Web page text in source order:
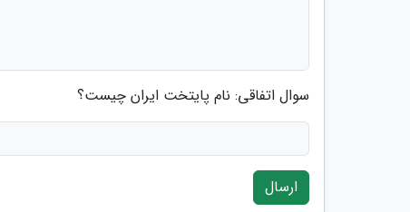
سوال اتفاقی: نام پایتخت ایران چیست؟
ارسال